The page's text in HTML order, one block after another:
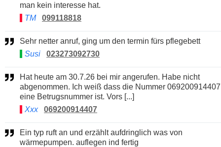
man kein interesse hat.
TM
099118818
Sehr netter anruf, ging um den termin fürs pflegebett
Susi
023273092730
Hat heute am 30.7.26 bei mir angerufen. Habe nicht
abgenommen. Ich weiß dass die Nummer 069200914407
eine Betrugsnummer ist. Vors [...]
Xxx
069200914407
Ein typ ruft an und erzählt aufdringlich was von
wärmepumpen. auflegen ind fertig